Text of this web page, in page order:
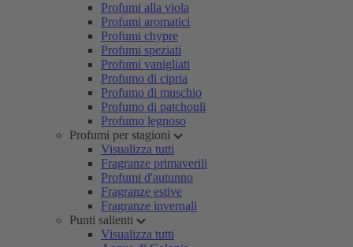
Profumi alla viola
Profumi aromatici
Profumi chypre
Profumi speziati
Profumi vanigliati
Profumo di cipria
Profumo di muschio
Profumo di patchouli
Profumo legnoso
Profumi per stagioni
Visualizza tutti
Fragranze primaverili
Profumi d'autunno
Fragranze estive
Fragranze invernali
Punti salienti
Visualizza tutti